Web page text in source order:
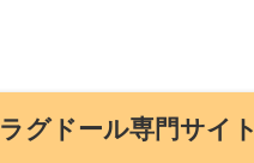
ラグドール専門サイト